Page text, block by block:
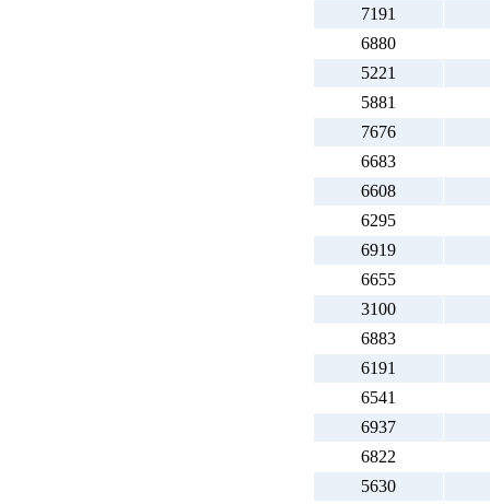
7191
6880
5221
5881
7676
6683
6608
6295
6919
6655
3100
6883
6191
6541
6937
6822
5630